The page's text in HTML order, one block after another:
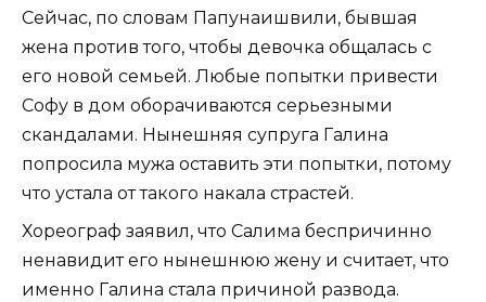
Сейчас, по словам Папунаишвили, бывшая
жена против того, чтобы девочка общалась с
его новой семьей. Любые попытки привести
Софу в дом оборачиваются серьезными
скандалами. Нынешняя супруга Галина
попросила мужа оставить эти попытки, потому
что устала от такого накала страстей.
Хореограф заявил, что Салима беспричинно
ненавидит его нынешнюю жену и считает, что
именно Галина стала причиной развода.